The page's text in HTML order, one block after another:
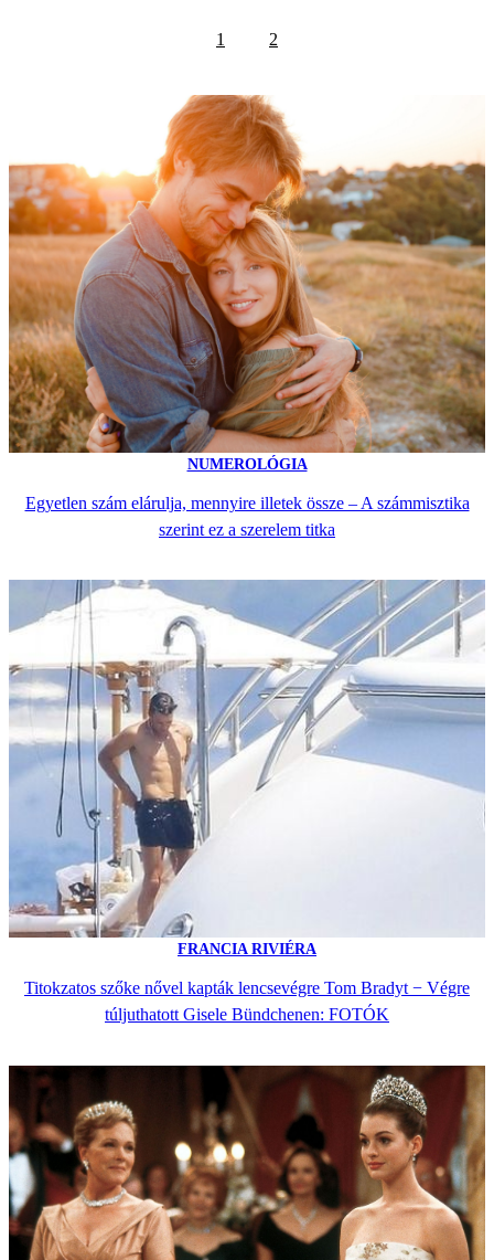
1 2
NUMEROLÓGIA
Egyetlen szám elárulja, mennyire illetek össze – A számmisztika
szerint ez a szerelem titka
FRANCIA RIVIÉRA
Titokzatos szőke nővel kapták lencsevégre Tom Bradyt − Végre
túljuthatott Gisele Bündchenen: FOTÓK